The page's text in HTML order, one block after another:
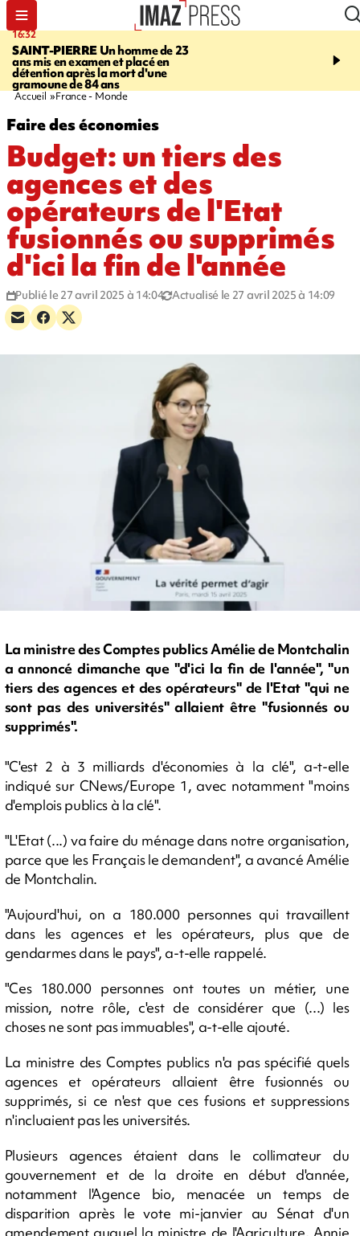
16:32
SAINT-PIERREUn homme de 23
ans mis en examen et placé en
détention après la mort d'une
gramoune de 84 ans
21:08
et Turquie scellent un
Accueil France - Monde
Faire des économies
Budget: un tiers des
agences et des
opérateurs de l'Etat
fusionnés ou supprimés
d'ici la fin de l'année
Publié le 27 avril 2025 à 14:04 Actualisé le 27 avril 2025 à 14:09
La ministre des Comptes publics Amélie de Montchalin
a annoncé dimanche que "d'ici la fin de l'année", "un
tiers des agences et des opérateurs" de l'Etat "qui ne
sont pas des universités" allaient être "fusionnés ou
supprimés".
"C'est 2 à 3 milliards d'économies à la clé", a-t-elle
indiqué sur CNews/Europe 1, avec notamment "moins
d'emplois publics à la clé".
"L'Etat (...) va faire du ménage dans notre organisation,
parce que les Français le demandent", a avancé Amélie
de Montchalin.
"Aujourd'hui, on a 180.000 personnes qui travaillent
dans les agences et les opérateurs, plus que de
gendarmes dans le pays", a-t-elle rappelé.
"Ces 180.000 personnes ont toutes un métier, une
mission, notre rôle, c'est de considérer que (...) les
choses ne sont pas immuables", a-t-elle ajouté.
La ministre des Comptes publics n'a pas spécifié quels
agences et opérateurs allaient être fusionnés ou
supprimés, si ce n'est que ces fusions et suppressions
n'incluaient pas les universités.
Plusieurs agences étaient dans le collimateur du
gouvernement et de la droite en début d'année,
notamment l'Agence bio, menacée un temps de
disparition après le vote mi-janvier au Sénat d'un
amendement auquel la ministre de l'Agriculture, Annie